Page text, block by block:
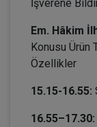
İşverene
Em. Hâkim
Konusu Ürün
Özellikler
15.15-16.55:
16.55–17.30: